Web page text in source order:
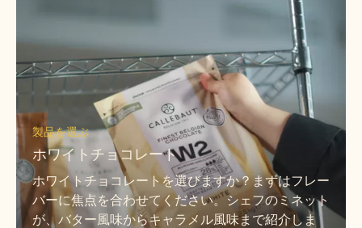
製品を選ぶ
ホワイトチョコレート
ホワイトチョコレートを選びますか？まずはフレー
バーに焦点を合わせてください。シェフのミネット
が、バター風味からキャラメル風味まで紹介しま
ビ
デ
オ
を
見
る
オ
を
見
る